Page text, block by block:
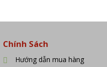
720.000 ₫
Chính Sách
Hướng dẫn mua hàng